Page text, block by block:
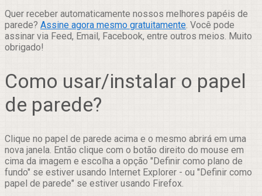
Quer receber automaticamente nossos melhores papéis de
parede? Assine agora mesmo gratuitamente. Você pode
assinar via Feed, Email, Facebook, entre outros meios. Muito
obrigado!
Como usar/instalar o papel
de parede?
Clique no papel de parede acima e o mesmo abrirá em uma
nova janela. Então clique com o botão direito do mouse em
cima da imagem e escolha a opção "Definir como plano de
fundo" se estiver usando Internet Explorer - ou "Definir como
papel de parede" se estiver usando Firefox.